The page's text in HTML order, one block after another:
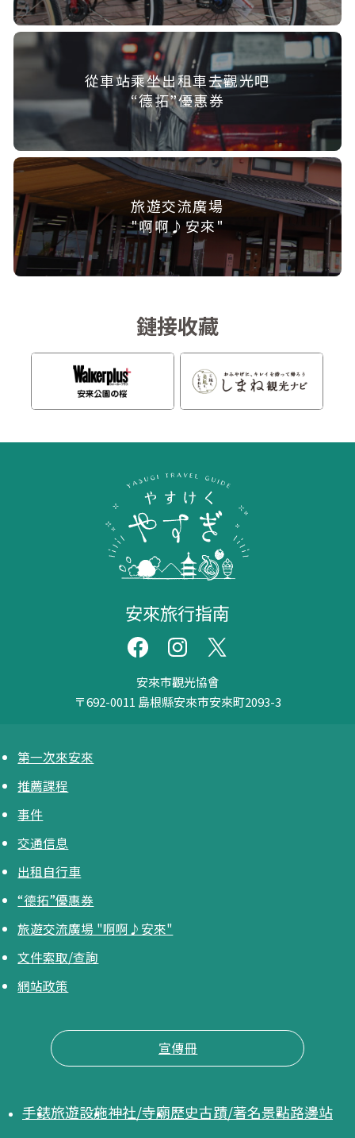
從車站乘坐出租車去觀光吧
“德拓”優惠券
旅遊交流廣場
"啊啊♪安來"
鏈接收藏
安來旅行指南
安來市觀光協會
〒692-0011 島根縣安來市安來町2093-3
第一次來安來
推薦課程
事件
交通信息
出租自行車
“德拓”優惠券
旅遊交流廣場 "啊啊♪安來"
文件索取/查詢
網站政策
宣傳冊
手錶旅遊設施神社/寺廟歷史古蹟/著名景點路邊站